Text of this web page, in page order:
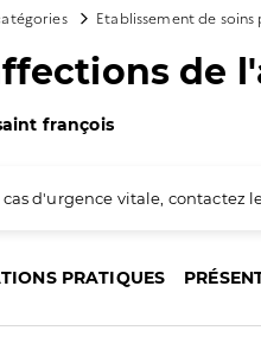
Etablissement de
de
françois
cas d'urgence vitale, contactez
PRATIQUES